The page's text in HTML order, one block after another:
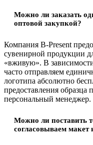
Можно ли заказать
оптовой закупкой?
Компания B-Present
сувенирной продукции
«вживую». В
часто отправляем
логотипа абсолютно
предоставления образца
персональный менеджер.
Можно ли поставить
согласовываем макет